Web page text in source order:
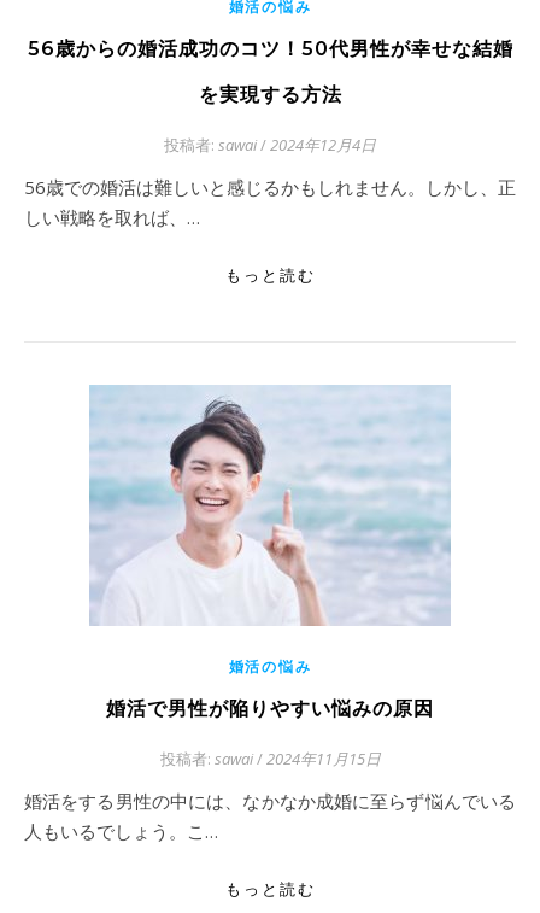
婚活の悩み
56歳からの婚活成功のコツ！50代男性が幸せな結婚
を実現する方法
投稿者: sawai/2024年12月4日
56歳での婚活は難しいと感じるかもしれません。しかし、正
しい戦略を取れば、…
もっと読む
婚活の悩み
婚活で男性が陥りやすい悩みの原因
投稿者: sawai/2024年11月15日
婚活をする男性の中には、なかなか成婚に至らず悩んでいる
人もいるでしょう。こ…
もっと読む